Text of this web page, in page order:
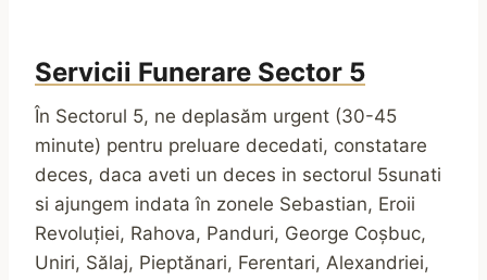
Servicii Funerare Sector 5
În Sectorul 5, ne deplasăm urgent (30-45
minute) pentru preluare decedati, constatare
deces, daca aveti un deces in sectorul 5sunati
si ajungem indata în zonele Sebastian, Eroii
Revoluției, Rahova, Panduri, George Coșbuc,
Uniri, Sălaj, Pieptănari, Ferentari, Alexandriei,